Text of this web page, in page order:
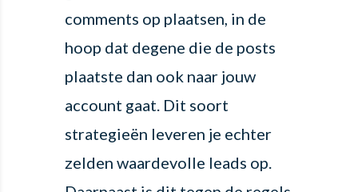
comments op plaatsen, in de
hoop dat degene die de posts
plaatste dan ook naar jouw
account gaat. Dit soort
strategieën leveren je echter
zelden waardevolle leads op.